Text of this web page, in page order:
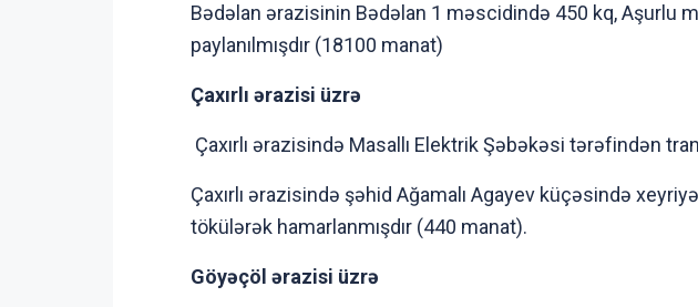
Bədəlan ərazisinin Bədəlan 1 məscidində 450 kq, Aşurlu
paylanılmışdır (18100 manat)
Çaxırlı ərazisi üzrə
Çaxırlı ərazisində Masallı Elektrik Şəbəkəsi tərəfindən
Çaxırlı ərazisində şəhid Ağamalı Agayev küçəsində
tökülərək hamarlanmışdır (440 manat).
Göyəçöl ərazisi üzrə